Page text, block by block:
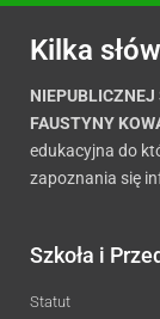
Kilka
NIEPUBLICZNEJ
FAUSTYNY
edukacyjna do
zapoznania się
Szkoła i
Statut